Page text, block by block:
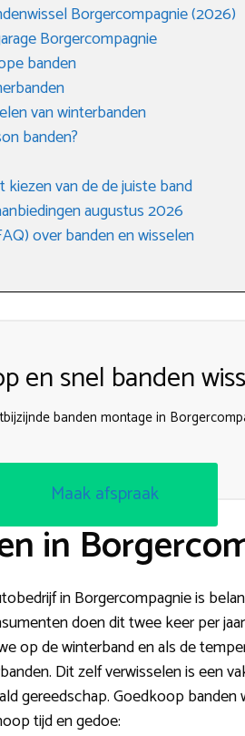
Borgercompagnie (2026)
Borgercompagnie
banden
van winterbanden
banden?
van de de juiste band
augustus 2026
over banden en wisselen
en snel banden
banden montage in
Maak afspraak
in
in Borgercompagnie is
doen dit twee keer per
op de winterband en als de
Dit zelf verwisselen is een
gereedschap. Goedkoop banden
tijd en gedoe: